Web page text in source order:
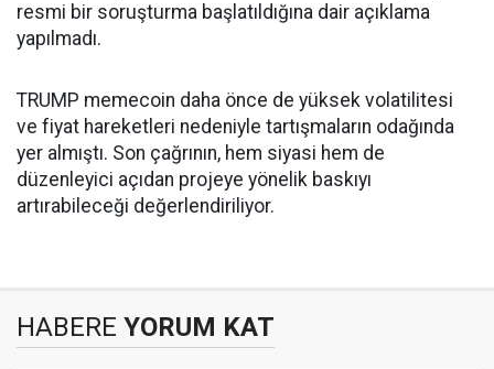
resmi bir soruşturma başlatıldığına dair açıklama
yapılmadı.
TRUMP memecoin daha önce de yüksek volatilitesi
ve fiyat hareketleri nedeniyle tartışmaların odağında
yer almıştı. Son çağrının, hem siyasi hem de
düzenleyici açıdan projeye yönelik baskıyı
artırabileceği değerlendiriliyor.
HABERE YORUM KAT